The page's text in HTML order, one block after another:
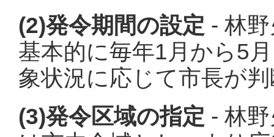
(2)発令期間の設定 - 林
基本的に毎年1月から5
象状況に応じて市長が
(3)発令区域の指定 - 林